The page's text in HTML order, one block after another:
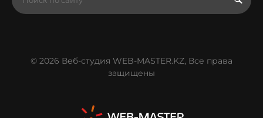
© 2026 Веб-студия WEB-MASTER.KZ, Все права
защищены